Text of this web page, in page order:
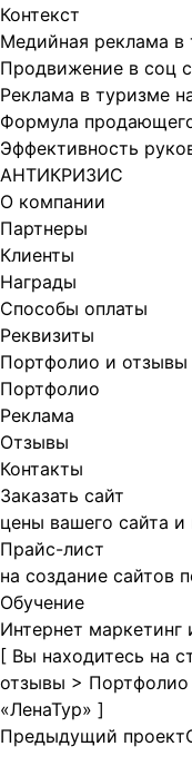
Контекст
Медийная реклама в
Продвижение в соц
Реклама в туризме
Формула
Эффективность
АНТИКРИЗИС
О компании
Партнеры
Клиенты
Награды
Способы оплаты
Реквизиты
Портфолио и отзывы
Портфолио
Реклама
Отзывы
Контакты
Заказать сайт
цены вашего сайта и
Прайс-лист
на создание сайтов
Обучение
Интернет маркетинг
[ Вы находитесь на
отзывы > Портфолио
«ЛенаТур» ]
Предыдущий проект